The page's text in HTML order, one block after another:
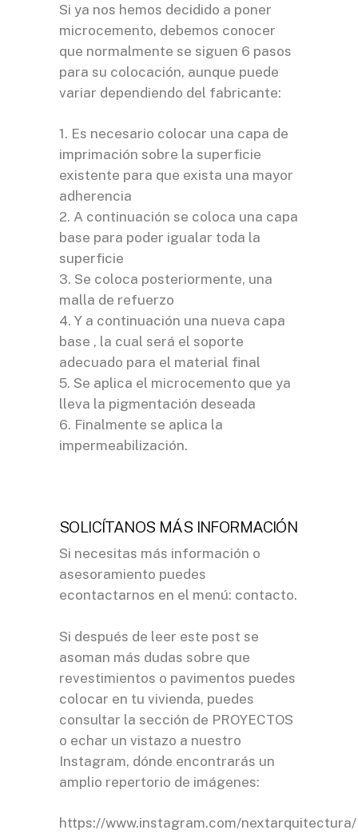
Si ya nos hemos decidido a poner
microcemento, debemos conocer
que normalmente se siguen 6 pasos
para su colocación, aunque puede
variar dependiendo del fabricante:
1. Es necesario colocar una capa de
imprimación sobre la superficie
existente para que exista una mayor
adherencia
2. A continuación se coloca una capa
base para poder igualar toda la
superficie
3. Se coloca posteriormente, una
malla de refuerzo
4. Y a continuación una nueva capa
base , la cual será el soporte
adecuado para el material final
5. Se aplica el microcemento que ya
lleva la pigmentación deseada
6. Finalmente se aplica la
impermeabilización.
SOLICÍTANOS MÁS INFORMACIÓN
Si necesitas más información o
asesoramiento puedes
econtactarnos en el menú: contacto.
Si después de leer este post se
asoman más dudas sobre que
revestimientos o pavimentos puedes
colocar en tu vivienda, puedes
consultar la sección de PROYECTOS
o echar un vistazo a nuestro
Instagram, dónde encontrarás un
amplio repertorio de imágenes:
https://www.instagram.com/nextarquitectura/